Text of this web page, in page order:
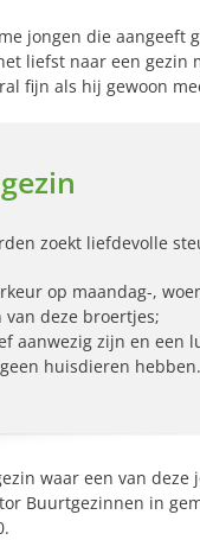
jongen die
liefst naar een
fijn als hij gewoon
zoekt liefdevolle
op maandag-,
van deze broertjes;
aanwezig zijn en een
huisdieren hebben.
waar een van deze
Buurtgezinnen in